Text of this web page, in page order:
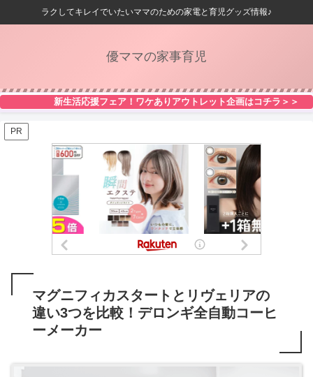
ラクしてキレイでいたいママのための家電と育児グッズ情報♪
優ママの家事育児
新生活応援フェア！ワケありアウトレット企画はコチラ＞＞
PR
マグニフィカスタートとリヴェリアの
違い3つを比較！デロンギ全自動コーヒ
ーメーカー